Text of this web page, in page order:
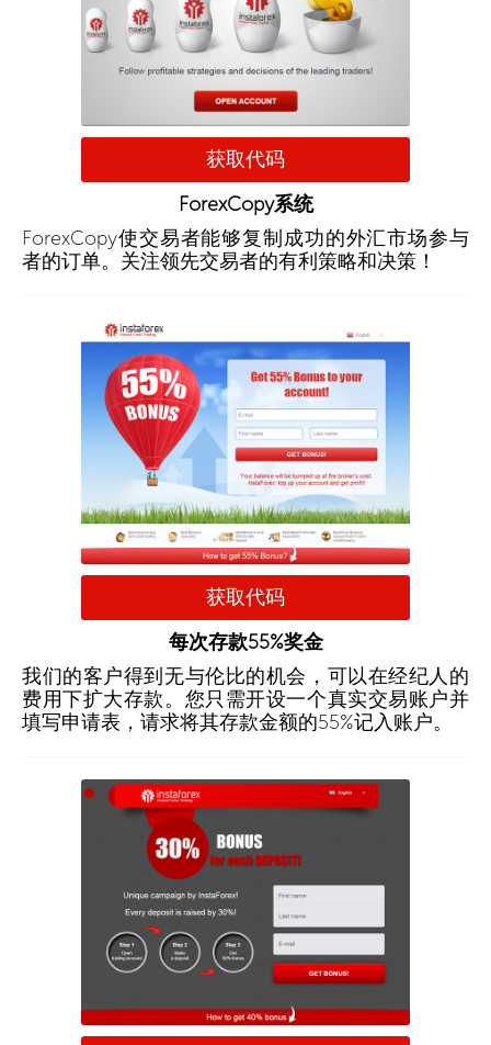
获取代码
ForexCopy系统
ForexCopy使交易者能够复制成功的外汇市场参与
者的订单。关注领先交易者的有利策略和决策！
获取代码
每次存款55%奖金
我们的客户得到无与伦比的机会，可以在经纪人的
费用下扩大存款。您只需开设一个真实交易账户并
填写申请表，请求将其存款金额的55%记入账户。